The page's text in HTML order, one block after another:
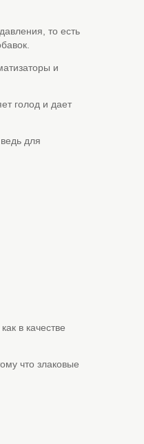
то есть
и
голод и дает
для
в качестве
что злаковые